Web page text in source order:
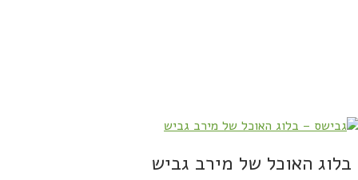
בלוג האוכל של מירב גביש